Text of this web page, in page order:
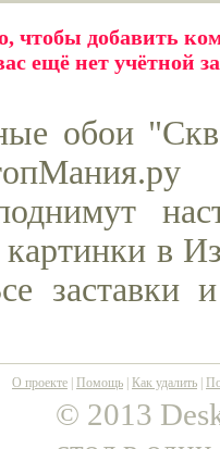
чтобы добавить
ещё нет учётной
обои
картинки в
О проекте Помощь Как удалить
© 2013